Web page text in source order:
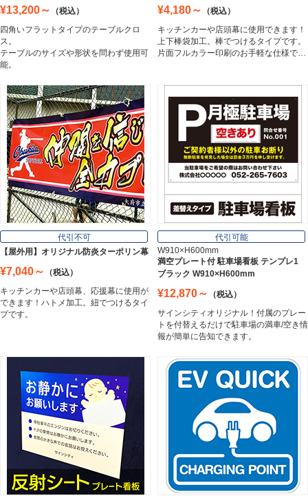
アルミ複合板
Aluminum Composite Board
スチレンボード
板材
Board
フレーム／看板枠
Frame
Magnet Sheet
インクジェットメディア
Inkjet Media
看板照明
Lighting Equipment
¥13,200～
（税込）
四角いフラットタイプのテーブルクロ
ス。
テーブルのサイズや形状を問わず使用可
能。
¥4,180～
（税込）
キッチンカーや店頭幕に使用できます！
上下棒袋加工。棒でつけるタイプです。
片面フルカラー印刷のお手軽な仕様で…
代引不可
【屋外用】オリジナル防炎ターポリン幕
¥7,040～
（税込）
キッチンカーや店頭幕、応援幕に使用が
できます！ハトメ加工。紐でつけるタイ
プです。
代引可能
W910×H600mm
満空プレート付 駐車場看板 テンプレ1
ブラック W910×H600mm
¥12,870～
（税込）
サインシティオリジナル！付属のプレー
トを付替えるだけで駐車場の満車/空き情
報が簡単に告知できます。